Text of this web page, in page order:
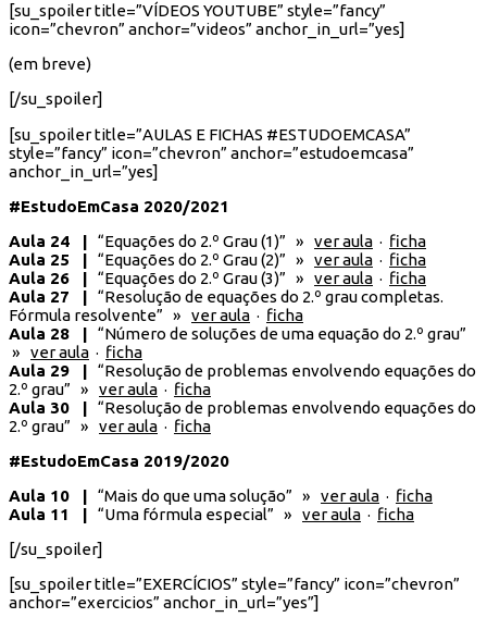
[su_spoiler title=”VÍDEOS YOUTUBE” style=”fancy”
icon=”chevron” anchor=”videos” anchor_in_url=”yes]
(em breve)
[/su_spoiler]
[su_spoiler title=”AULAS E FICHAS #ESTUDOEMCASA”
style=”fancy” icon=”chevron” anchor=”estudoemcasa”
anchor_in_url=”yes]
#EstudoEmCasa 2020/2021
Aula 24 | “Equações do 2.º Grau (1)” » ver aula · ficha
Aula 25 | “Equações do 2.º Grau (2)” » ver aula · ficha
Aula 26 | “Equações do 2.º Grau (3)” » ver aula · ficha
Aula 27 | “Resolução de equações do 2.º grau completas.
Fórmula resolvente” » ver aula · ficha
Aula 28 | “Número de soluções de uma equação do 2.º grau​”
» ver aula · ficha
Aula 29 | “Resolução de problemas envolvendo equações do
2.º grau” » ver aula · ficha
Aula 30 | “Resolução de problemas envolvendo equações do
2.º grau” » ver aula · ficha
#EstudoEmCasa 2019/2020
Aula 10 | “Mais do que uma solução” » ver aula · ficha
Aula 11 | “Uma fórmula especial” » ver aula · ficha
[/su_spoiler]
[su_spoiler title=”EXERCÍCIOS” style=”fancy” icon=”chevron”
anchor=”exercicios” anchor_in_url=”yes”]